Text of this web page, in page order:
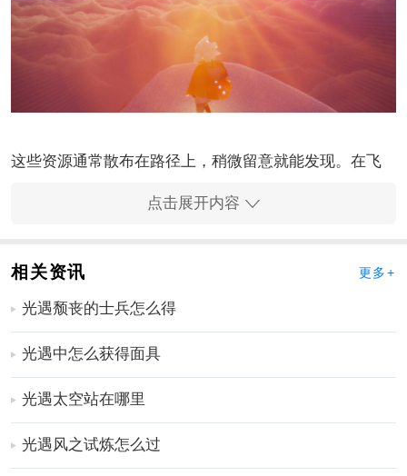
这些资源通常散布在路径上，稍微留意就能发现。在飞
量。要是遇到强风区域需要调整飞行高度，低空飞行更
会经过一片冰原，这时高度要适中，太高可能错过路径
峰，那就是雪隐峰。
点击展开内容
相关资讯 更多+
光遇颓丧的士兵怎么得
光遇中怎么获得面具
光遇太空站在哪里
光遇风之试炼怎么过